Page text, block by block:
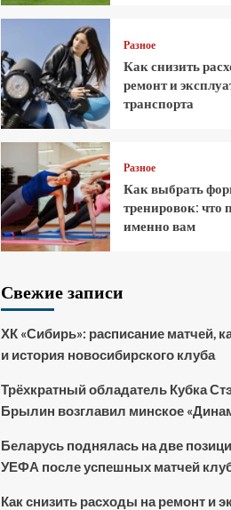
Разное
Как снизить
ремонт и
транспорта
Разное
Как выбрать
тренировок: что
именно вам
Свежие записи
ХК «Сибирь»: расписание матчей,
и история новосибирского клуба
Трёхкратный обладатель Кубка
Брылин возглавил минское
Беларусь поднялась на две
УЕФА после успешных матчей
Как снизить расходы на ремонт и